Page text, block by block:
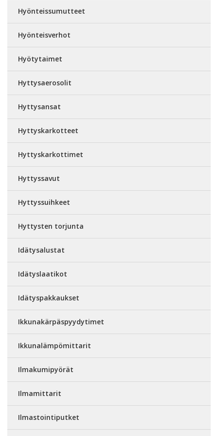
Hyönteissumutteet
Hyönteisverhot
Hyötytaimet
Hyttysaerosolit
Hyttysansat
Hyttyskarkotteet
Hyttyskarkottimet
Hyttyssavut
Hyttyssuihkeet
Hyttysten torjunta
Idätysalustat
Idätyslaatikot
Idätyspakkaukset
Ikkunakärpäspyydytimet
Ikkunalämpömittarit
Ilmakumipyörät
Ilmamittarit
Ilmastointiputket